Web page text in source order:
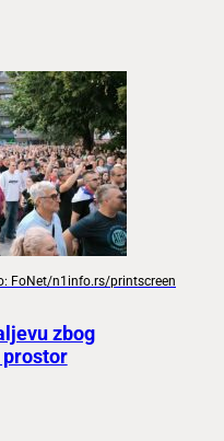
FoNet/n1info.rs/printscreen
zbog